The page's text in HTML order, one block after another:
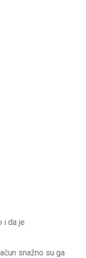
i da je
snažno su ga